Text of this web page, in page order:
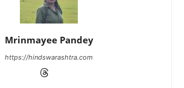
Mrinmayee Pandey
https://hindswarashtra.com